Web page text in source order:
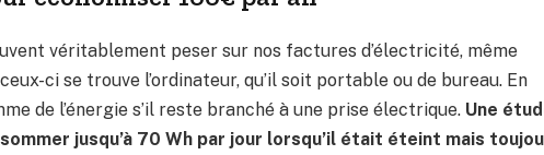
véritablement peser sur nos factures d’électricité, même
ci se trouve l’ordinateur, qu’il soit portable ou de bureau. En
de l’énergie s’il reste branché à une prise électrique. Une
jusqu’à 70 Wh par jour lorsqu’il était éteint mais